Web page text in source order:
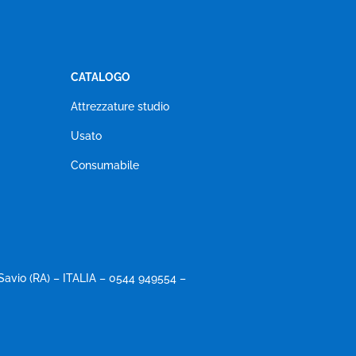
CATALOGO
Attrezzature studio
Usato
Consumabile
(RA) – ITALIA – 0544 949554 –